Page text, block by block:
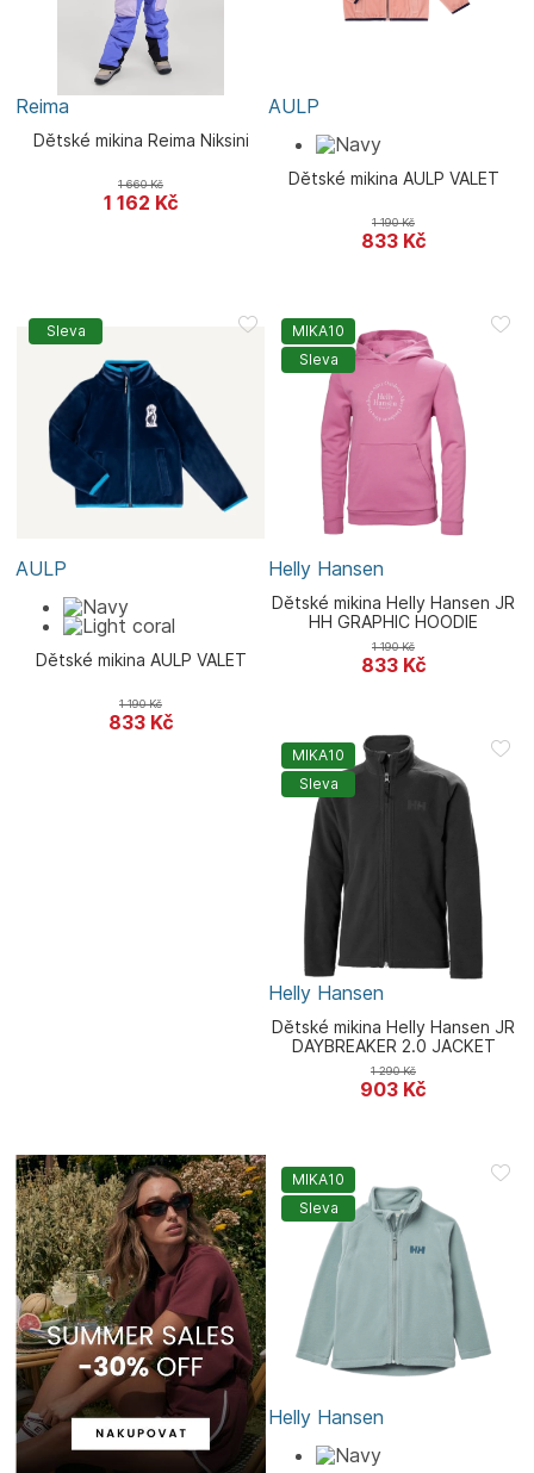
Reima
Dětské mikina Reima Niksini
1 162 Kč
1 660Kč
AULP
Dětské mikina AULP VALET
833 Kč
1 190Kč
Sleva
AULP
Dětské mikina AULP VALET
833 Kč
1 190Kč
MIKA10
Sleva
Helly Hansen
Dětské mikina Helly Hansen JR
HH GRAPHIC HOODIE
833 Kč
1 190Kč
MIKA10
Sleva
Helly Hansen
Dětské mikina Helly Hansen JR
DAYBREAKER 2.0 JACKET
903 Kč
1 290Kč
MIKA10
Sleva
Helly Hansen